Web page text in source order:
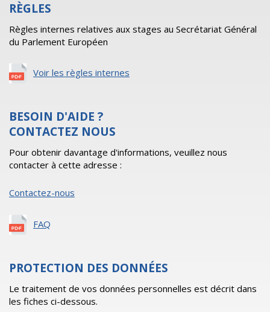
RÈGLES
Règles internes relatives aux stages au Secrétariat Général
du Parlement Européen
Voir les règles internes
BESOIN D'AIDE ?
CONTACTEZ NOUS
Pour obtenir davantage d'informations, veuillez nous
contacter à cette adresse :
Contactez-nous
FAQ
PROTECTION DES DONNÉES
Le traitement de vos données personnelles est décrit dans
les fiches ci-dessous.